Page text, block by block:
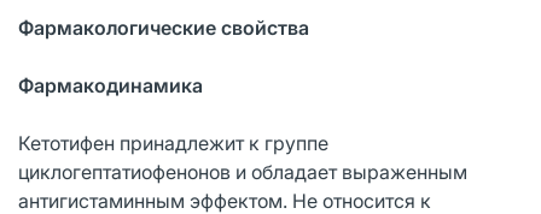
Фармакологические свойства
Фармакодинамика
Кетотифен принадлежит к группе
циклогептатиофенонов и обладает выраженным
антигистаминным эффектом. Не относится к